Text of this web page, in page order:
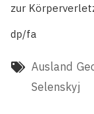
zur
dp/fa
Ausland
Selenskyj